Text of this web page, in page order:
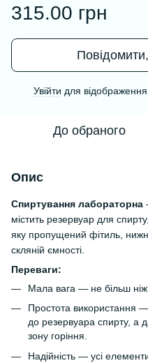
315.00 грн
Увійти для
До обраного
Опис
Спиртування лабораторна
містить резервуар для
яку пропущений фітиль,
скляній ємності.
Переваги:
Мала вага — не більш ніж
Простота використання
до резервуара спирту, а
зону горіння.
Надійність — усі